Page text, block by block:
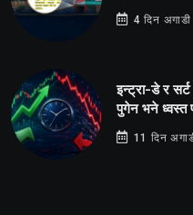
4 दिन अगाडी
इन्ट्रा-डे र
पुगेन भने ध्वस्त
11 दिन